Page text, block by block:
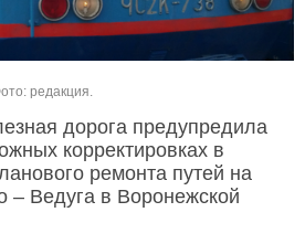
редакция.
дорога предупредила
корректировках в
ремонта путей на
– Ведуга в Воронежской